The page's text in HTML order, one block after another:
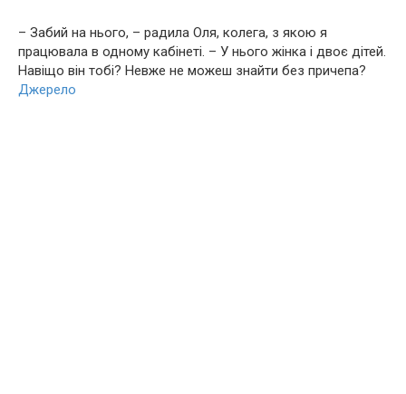
– Забий на нього, – радила Оля, колега, з якою я
працювала в одному кабінеті. – У нього жінка і двоє дітей.
Навіщо він тобі? Невже не можеш знайти без причепа?
Джерело